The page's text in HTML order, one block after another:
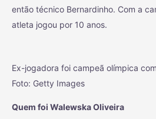
então técnico Bernardinho. Com a
atleta jogou por 10 anos.
Ex-jogadora foi campeã olímpica
Foto: Getty Images
Quem foi Walewska Oliveira